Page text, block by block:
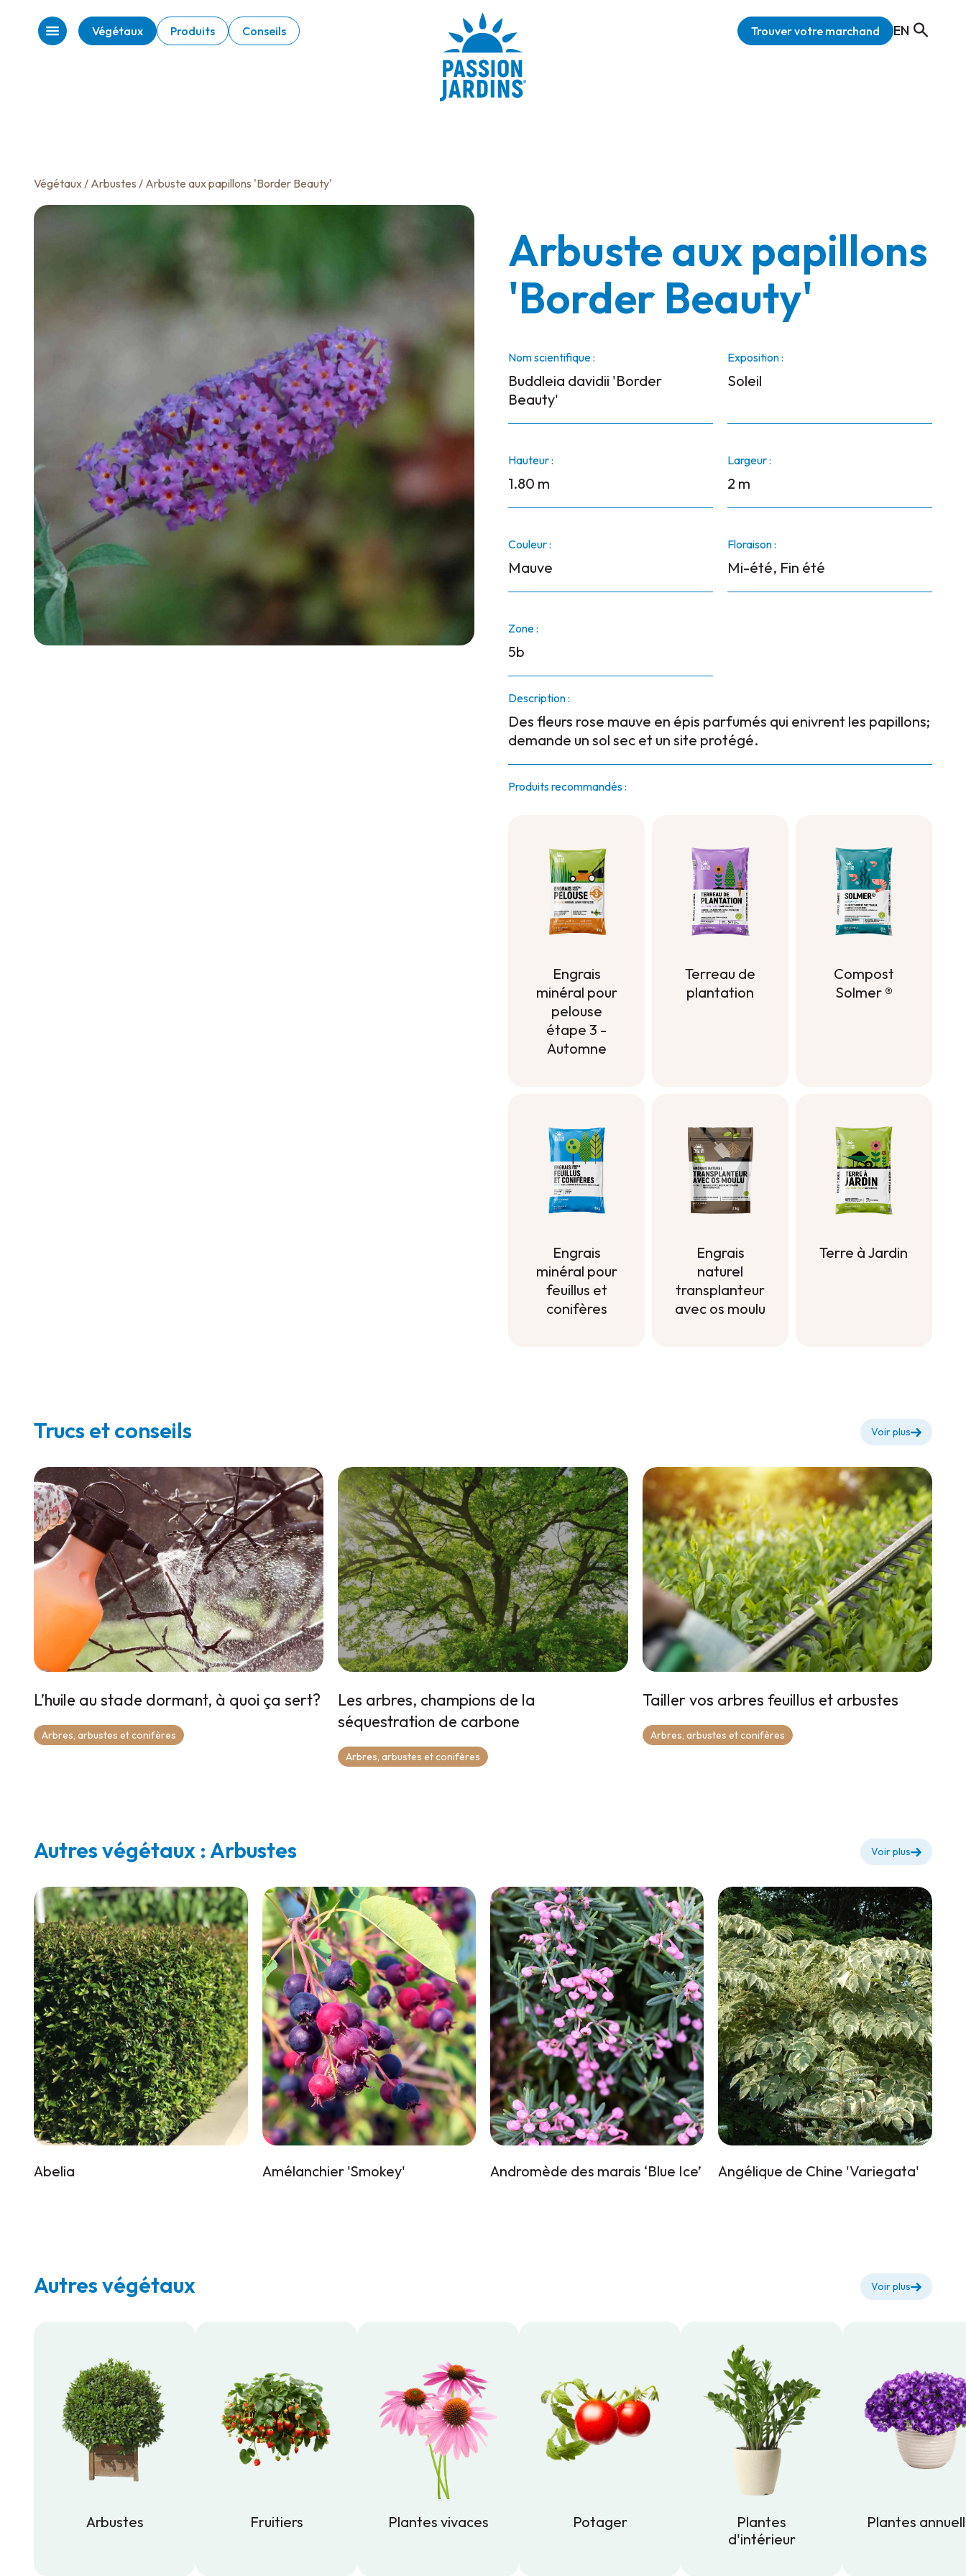
Végétaux Produits Conseils Trouver votre marchand EN
Végétaux/ Arbustes / Arbuste aux papillons 'Border Beauty'
Arbuste aux papillons
'Border Beauty'
Nom scientifique :
Buddleia davidii 'Border
Beauty'
Exposition :
Soleil
Hauteur :
1.80 m
Largeur :
2 m
Couleur :
Mauve
Floraison :
Mi-été, Fin été
Zone :
5b
Description :
Des fleurs rose mauve en épis parfumés qui enivrent les papillons;
demande un sol sec et un site protégé.
Produits recommandés :
Engrais
minéral pour
pelouse
étape 3 -
Automne
étape 3 -
Automne
Terreau de
plantation
Compost
Solmer ®
Engrais
minéral pour
feuillus et
conifères
Engrais
naturel
transplanteur
avec os moulu
Terre à Jardin
Trucs et conseils Voir plus
L’huile au stade dormant, à quoi ça sert?
Arbres, arbustes et conifères
Les arbres, champions de la
séquestration de carbone
Arbres, arbustes et conifères
Tailler vos arbres feuillus et arbustes
Arbres, arbustes et conifères
Autres végétaux : Arbustes Voir plus
Abelia Amélanchier 'Smokey' Andromède des marais ‘Blue Ice’ Angélique de Chine 'Variegata'
Autres végétaux Voir plus
Arbustes
Fruitiers
Plantes vivaces
Potager
Plantes
d'intérieur
Plantes